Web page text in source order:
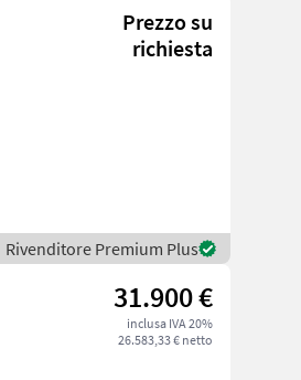
Prezzo su
richiesta
Rivenditore Premium Plus
31.900 €
inclusa IVA 20%
26.583,33 € netto